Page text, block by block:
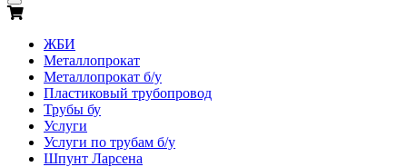
ЖБИ
Металлопрокат
Металлопрокат б/у
Пластиковый трубопровод
Трубы бу
Услуги
Услуги по трубам б/у
Шпунт Ларсена